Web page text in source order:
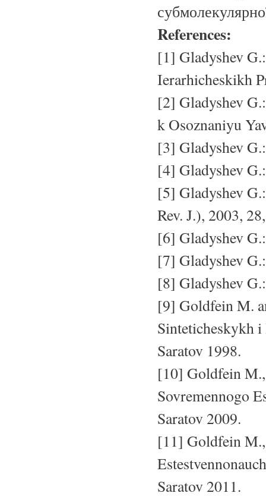
References:
[1] Gladyshev
Ierarhicheskikh
[2] Gladyshev
k Osoznaniyu
[3] Gladyshev
[4] Gladyshev
[5] Gladyshev
Rev. J.), 2003,
[6] Gladyshev
[7] Gladyshev
[8] Gladyshev
[9] Goldfein M.
Sinteticheskykh
Saratov 1998.
[10] Goldfein
Sovremennogo
Saratov 2009.
[11] Goldfein
Saratov 2011.